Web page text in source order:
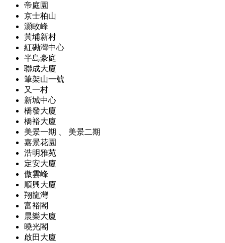
帝庭園
京士柏山
灝畋峰
黃埔新村
紅磡灣中心
半島豪庭
聯成大廈
筆架山一號
又一村
新城中心
橋發大廈
橋裕大廈
美景一期 、 美景二期
嘉景花園
浩明雅苑
定安大廈
傲雲峰
順興大廈
翔龍灣
富裕閣
晨樂大廈
曉光閣
啟田大廈